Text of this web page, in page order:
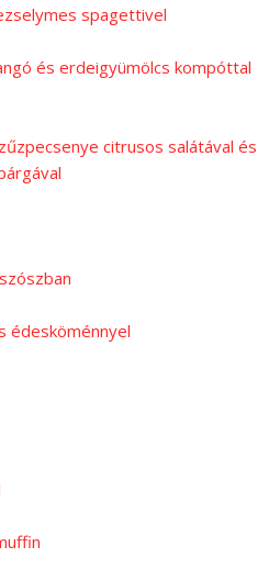
spagettivel
és erdeigyümölcs kompóttal
citrusos salátával és
édesköménnyel